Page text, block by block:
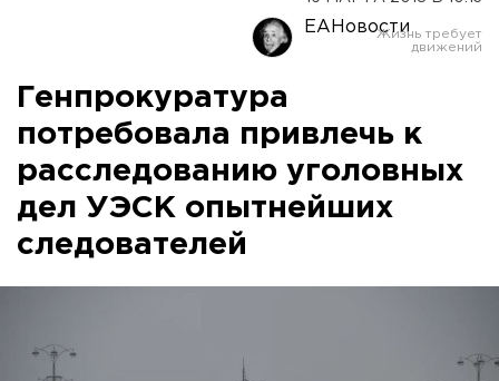
ЕАНовости
Генпрокуратура
потребовала привлечь к
расследованию уголовных
дел УЭСК опытнейших
следователей